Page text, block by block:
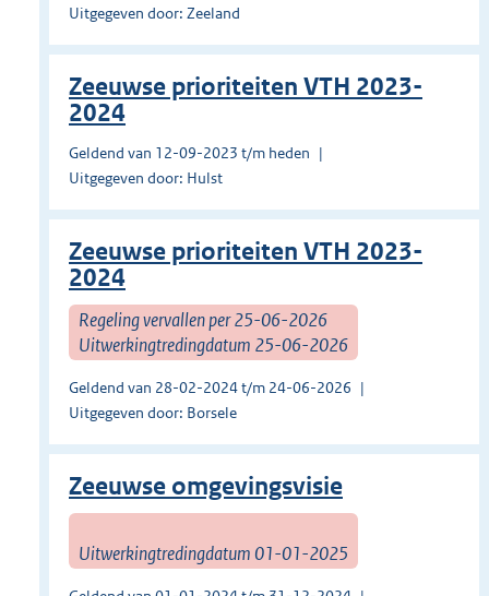
Uitgegeven door: Zeeland
Zeeuwse prioriteiten VTH 2023-
2024
Geldend van 12-09-2023 t/m heden
Uitgegeven door: Hulst
Zeeuwse prioriteiten VTH 2023-
2024
Regeling vervallen per 25-06-2026
Uitwerkingtredingdatum 25-06-2026
Geldend van 28-02-2024 t/m 24-06-2026
Uitgegeven door: Borsele
Zeeuwse omgevingsvisie
Uitwerkingtredingdatum 01-01-2025